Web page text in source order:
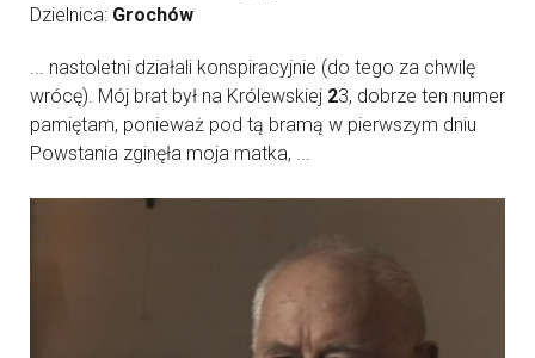
Dzielnica: Grochów
... nastoletni działali konspiracyjnie (do tego za chwilę
wrócę). Mój brat był na Królewskiej 23, dobrze ten numer
pamiętam, ponieważ pod tą bramą w pierwszym dniu
Powstania zginęła moja matka, ...